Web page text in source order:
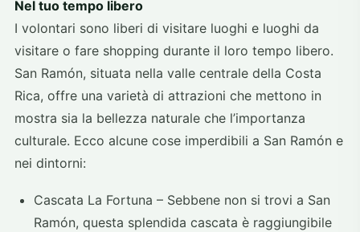
Nel tuo tempo libero
I volontari sono liberi di visitare luoghi e luoghi da
visitare o fare shopping durante il loro tempo libero.
San Ramón, situata nella valle centrale della Costa
Rica, offre una varietà di attrazioni che mettono in
mostra sia la bellezza naturale che l’importanza
culturale. Ecco alcune cose imperdibili a San Ramón e
nei dintorni:
Cascata La Fortuna – Sebbene non si trovi a San
Ramón, questa splendida cascata è raggiungibile